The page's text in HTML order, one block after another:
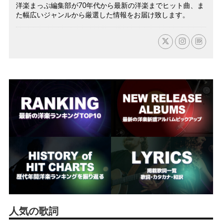
洋楽まっぷ編集部が70年代から最新の洋楽までヒット曲、ま
た幅広いジャンルから厳選した情報をお届け致します。
人気の歌詞